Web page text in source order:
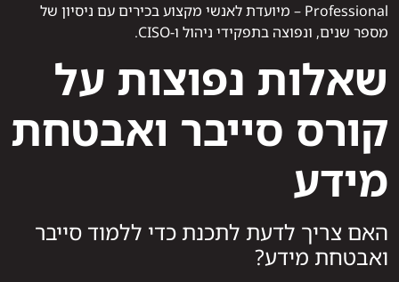
Professional – מיועדת לאנשי מקצוע בכירים עם ניסיון של
מספר שנים, ונפוצה בתפקידי ניהול ו-CISO.
שאלות נפוצות על
קורס סייבר ואבטחת
מידע
האם צריך לדעת לתכנת כדי ללמוד סייבר
ואבטחת מידע?